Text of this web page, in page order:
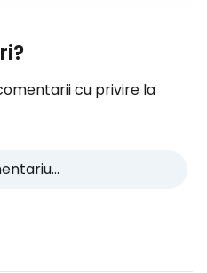
cu privire la